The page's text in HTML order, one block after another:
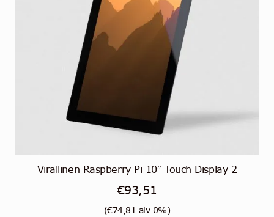
Virallinen Raspberry Pi 10″ Touch Display 2
€93,51
(€74,81 alv 0%)